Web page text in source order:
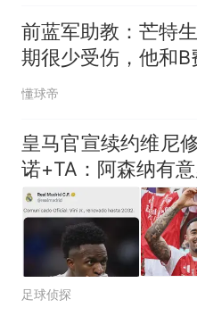
前蓝军助教：芒特
期很少受伤，他和B
在位置竞争
懂球帝
皇马官宣续约维尼
诺+TA：阿森纳有
足球侦探